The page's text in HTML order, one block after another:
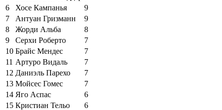
6
Хосе Кампанья
9
7
Антуан Гризманн
9
8
Жорди Альба
8
9
Серхи Роберто
7
10 Брайс Мендес
7
11 Артуро Видаль
7
12 Даниэль Парехо
7
13 Мойсес Гомес
7
14 Яго Аспас
6
15 Кристиан Тельо 6